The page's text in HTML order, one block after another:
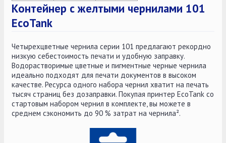
Контейнер с желтыми чернилами 101
EcoTank
Четырехцветные чернила серии 101 предлагают рекордно
низкую себестоимость печати и удобную заправку.
Водорастворимые цветные и пигментные черные чернила
идеально подходят для печати документов в высоком
качестве. Ресурса одного набора чернил хватит на печать
тысяч страниц без дозаправки. Покупая принтер EcoTank со
стартовым набором чернил в комплекте, вы можете в
среднем сэкономить до 90 % затрат на чернила².